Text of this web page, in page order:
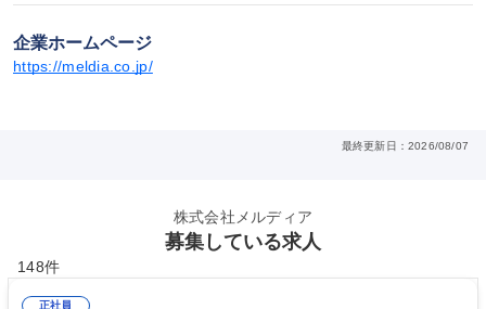
企業ホームページ
https://meldia.co.jp/
最終更新日：2026/08/07
株式会社メルディア
募集している求人
148件
正社員